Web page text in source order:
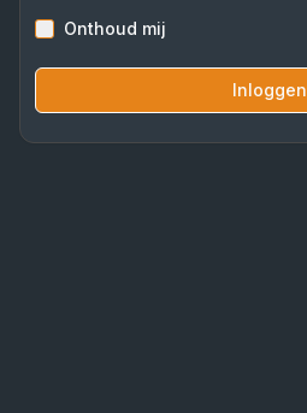
Onthoud mij
Inloggen